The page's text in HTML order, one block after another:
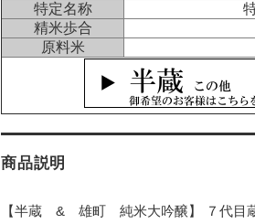
特定名称
精米歩合
原料米
商品説明
【半蔵 & 雄町 純米大吟醸】 ７代目